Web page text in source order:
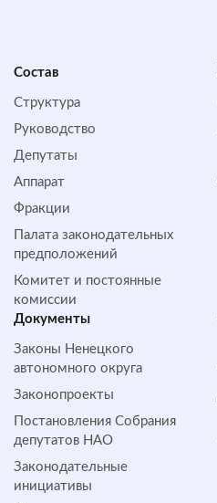
Состав
Структура
Руководство
Депутаты
Аппарат
Фракции
Палата законодательных
предположений
Комитет и постоянные
комиссии
Документы
Законы Ненецкого
автономного округа
Законопроекты
Постановления Собрания
депутатов НАО
Законодательные
инициативы